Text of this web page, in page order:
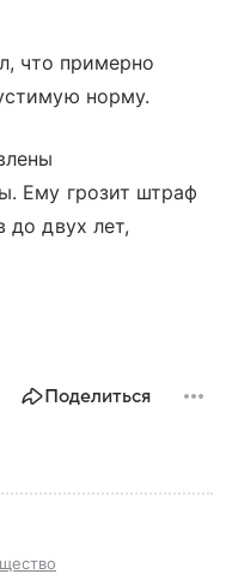
что примерно
норму.
Ему грозит штраф
до двух лет,
Поделиться